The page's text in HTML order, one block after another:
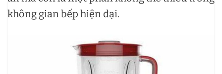
không gian bếp hiện đại.